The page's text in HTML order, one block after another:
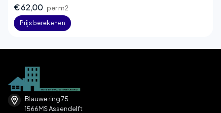
€ 62,00 per m2
Prijs berekenen
Blauwe ring 75
1566MS Assendelft